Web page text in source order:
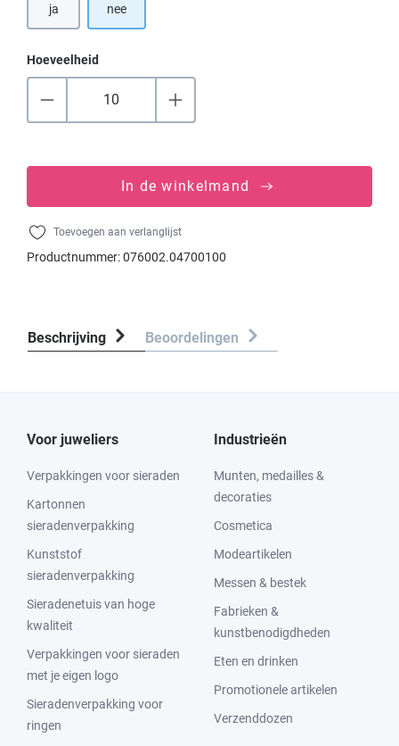
ja nee
Hoeveelheid
In de winkelmand
Toevoegen aan verlanglijst
Productnummer:076002.04700100
Beschrijving Beoordelingen
Voor juweliers
Verpakkingen voor sieraden
Kartonnen
sieradenverpakking
Kunststof
sieradenverpakking
Sieradenetuis van hoge
kwaliteit
Verpakkingen voor sieraden
met je eigen logo
Sieradenverpakking voor
ringen
Industrieën
Munten, medailles &
decoraties
Cosmetica
Modeartikelen
Messen & bestek
Fabrieken &
kunstbenodigdheden
Eten en drinken
Promotionele artikelen
Verzenddozen